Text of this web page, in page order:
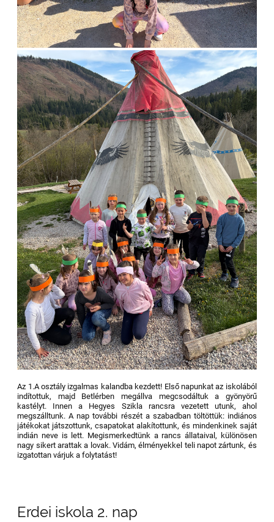
Az 1.A osztály izgalmas kalandba kezdett! Első napunkat az iskolából
indítottuk, majd Betlérben megállva megcsodáltuk a gyönyörű
kastélyt. Innen a Hegyes Szikla rancsra vezetett utunk, ahol
megszálltunk. A nap további részét a szabadban töltöttük: indiános
játékokat játszottunk, csapatokat alakítottunk, és mindenkinek saját
indián neve is lett. Megismerkedtünk a rancs állataival, különösen
nagy sikert arattak a lovak. Vidám, élményekkel teli napot zártunk, és
izgatottan várjuk a folytatást!
Erdei iskola 2. nap